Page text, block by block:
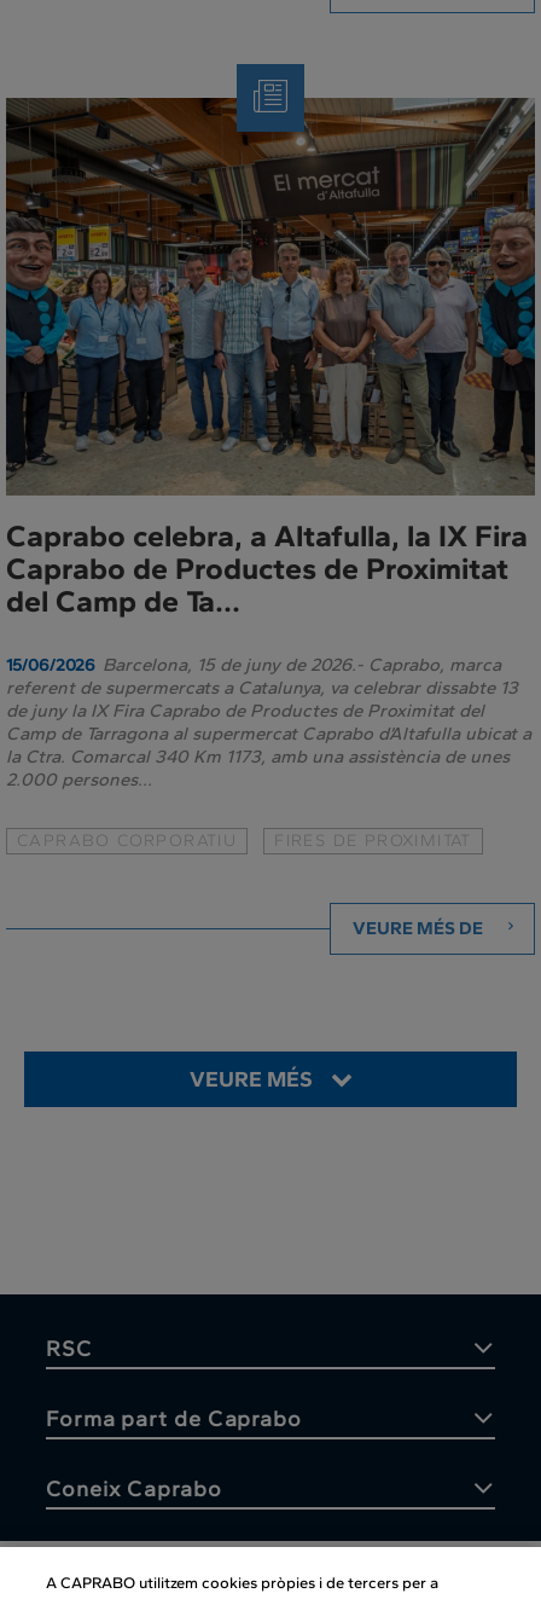
Note
de
Premsa
Caprabo celebra, a Altafulla, la IX Fira
Caprabo de Productes de Proximitat
del Camp de Ta...
15/06/2026 Barcelona, 15 de juny de 2026.- Caprabo, marca
referent de supermercats a Catalunya, va celebrar dissabte 13
de juny la IX Fira Caprabo de Productes de Proximitat del
Camp de Tarragona al supermercat Caprabo d’Altafulla ubicat a
la Ctra. Comarcal 340 Km 1173, amb una assistència de unes
2.000 persones...
CAPRABO CORPORATIU FIRES DE PROXIMITAT
VEURE MÉS DE
VEURE MÉS
RSC
Forma part de Caprabo
Coneix Caprabo
A CAPRABO utilitzem cookies pròpies i de tercers per a